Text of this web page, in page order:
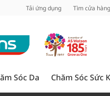
Tải ứng dụng Tìm cửa hàng
Sóc Da Chăm Sóc Sức